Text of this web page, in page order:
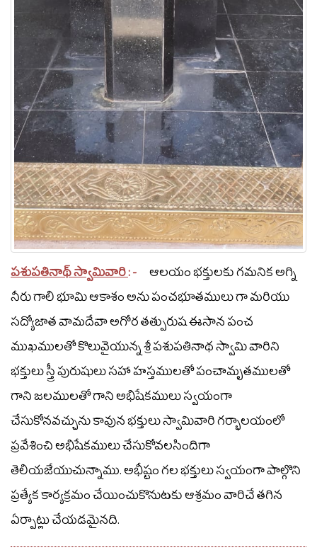
పశుపతినాథ్ స్వామివారి: - ఆలయం భక్తులకు గమనిక అగ్ని
నీరు గాలి భూమి ఆకాశం అను పంచభూతములు గా మరియు
సద్యోజాత వామదేవా అగోర తత్పురుష ఈసాన పంచ
ముఖములతో కొలువైయున్న శ్రీ పశుపతినాథ స్వామి వారిని
భక్తులు స్త్రీ పురుషులు సహా హస్తములతో పంచామృతములతో
గాని జలములతో గాని అభిషేకములు స్వయంగా
చేసుకోనవచ్చును కావున భక్తులు స్వామివారి గర్భాలయంలో
ప్రవేశించి అభిషేకములు చేసుకోవలసిందిగా
తెలియజేయుచున్నాము. అభీష్టం గల భక్తులు స్వయంగా పాల్గొని
ప్రత్యేక కార్యక్రమం చేయించుకొనుటకు ఆశ్రమం వారిచే తగిన
ఏర్పాట్లు చేయడమైనది.